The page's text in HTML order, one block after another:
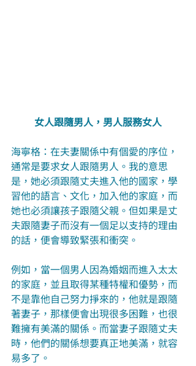
女人跟隨男人，男人服務女人
海寧格：在夫妻關係中有個愛的序位，
通常是要求女人跟隨男人。我的意思
是，她必須跟隨丈夫進入他的國家，學
習他的語言、文化，加入他的家庭，而
她也必須讓孩子跟隨父親。但如果是丈
夫跟隨妻子而沒有一個足以支持的理由
的話，便會導致緊張和衝突。
例如，當一個男人因為婚姻而進入太太
的家庭，並且取得某種特權和優勢，而
不是靠他自己努力掙來的，他就是跟隨
著妻子，那樣便會出現很多困難，也很
難擁有美滿的關係。而當妻子跟隨丈夫
時，他們的關係想要真正地美滿，就容
易多了。